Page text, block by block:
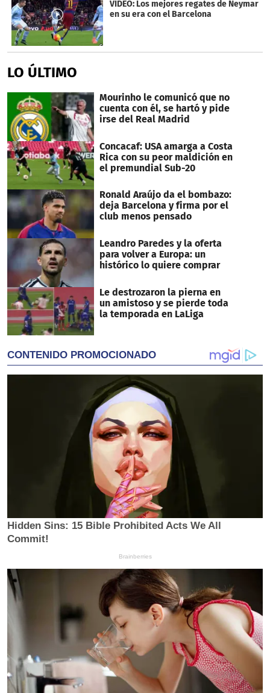
VIDEO: Los mejores regates de Neymar
en su era con el Barcelona
LO ÚLTIMO
Mourinho le comunicó que no
cuenta con él, se hartó y pide
irse del Real Madrid
Concacaf: USA amarga a Costa
Rica con su peor maldición en
el premundial Sub-20
Ronald Araújo da el bombazo:
deja Barcelona y firma por el
club menos pensado
Leandro Paredes y la oferta
para volver a Europa: un
histórico lo quiere comprar
Le destrozaron la pierna en
un amistoso y se pierde toda
la temporada en LaLiga